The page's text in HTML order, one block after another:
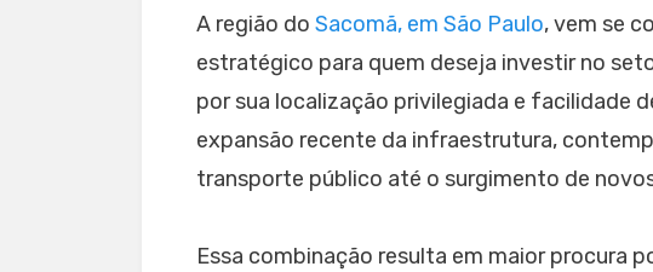
A região do Sacomã, em São Paulo, vem se
estratégico para quem deseja investir no
por sua localização privilegiada e facilidade
expansão recente da infraestrutura,
transporte público até o surgimento de
Essa combinação resulta em maior procura